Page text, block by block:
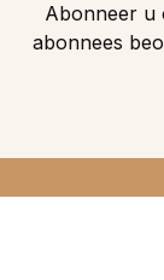
Abonneer u
abonnees